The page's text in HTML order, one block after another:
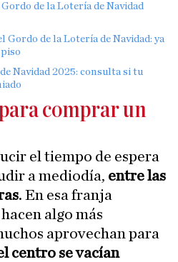
de la Lotería de Navidad
Gordo de la Lotería de Navidad: ya
Navidad 2025: consulta si tu
comprar un
el tiempo de espera
a mediodía, entre las
. En esa franja
algo más
aprovechan para
centro se vacían